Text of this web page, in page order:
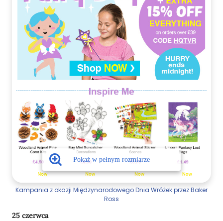
Kampania z okazji Międzynarodowego Dnia Wróżek przez Baker
Ross
25 czerwca